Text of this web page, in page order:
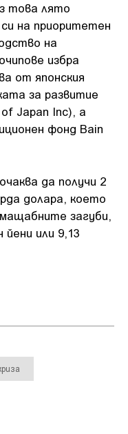
това лято
на приоритетен
на
избра
от японския
за развитие
Japan Inc), а
фонд Bain
да получи 2
долара, което
загуби,
или 9,13